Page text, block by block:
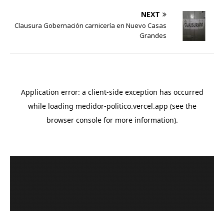
NEXT
Clausura Gobernación carnicería en Nuevo Casas
Grandes